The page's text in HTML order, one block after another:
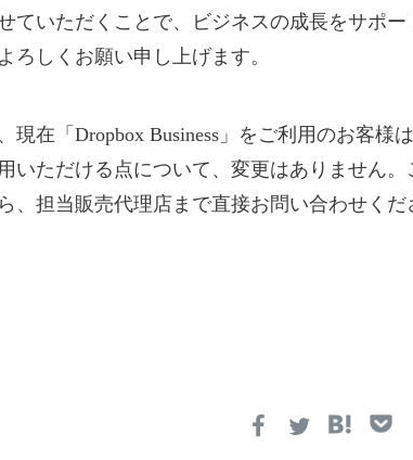
ていただくことで、ビジネスの成長をサポー
ろしくお願い申し上げます。
現在「Dropbox Business」をご利用のお客様
いただける点について、変更はありません
、担当販売代理店まで直接お問い合わせくだ